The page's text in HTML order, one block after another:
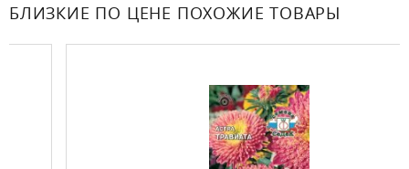
БЛИЗКИЕ ПО ЦЕНЕ ПОХОЖИЕ ТОВАРЫ